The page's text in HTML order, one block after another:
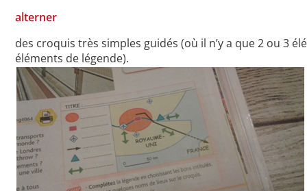
alterner
des croquis très simples guidés (où il n’y a que 2 ou 3
éléments de légende).